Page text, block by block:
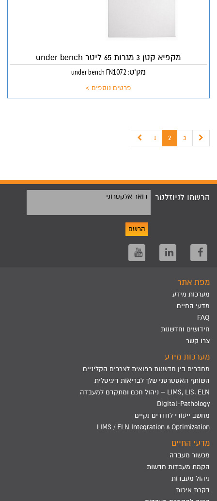
מקפיא קטן 3 מגרות 65 ליטר under bench
מק"ט: under bench FN1072
פרטים נוספים >
1 2 3
הרשמו לניוזלטר דואר אלקטרוני
הרשם
מפת אתר
מערכות מידע
מדעי החיים
FAQ
חידושים וחדשנות
צרו קשר
מערכות מידע
מחברים בין חדשנות רפואית לצרכים הקליניים
השותף האסטרטגי שלך לבריאות דיגיטלית
LIMS, LIS, ELN – ניהול חכם ומתקדם למעבדה
Digital-Pathology
מחשב ייעודי לחדרים נקיים
LIMS / ELN Integration & Optimization
מדעי החיים
מכשור מעבדה
הקמת מעבדות חדשות
ניהול מעבדות
בקרת איכות